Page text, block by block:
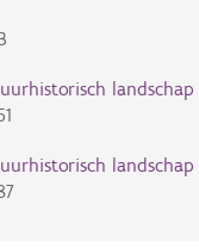
landschap
landschap